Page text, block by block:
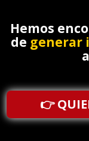
Hemos
de generar
👉